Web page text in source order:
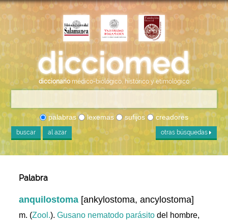
diccionario médico-biológico, histórico y etimológico
palabras lexemas sufijos creadores
buscar al azar otras búsquedas
Palabra
anquilostoma [ankylostoma, ancylostoma]
m. (Zool.).Gusano nematodo parásito del hombre,